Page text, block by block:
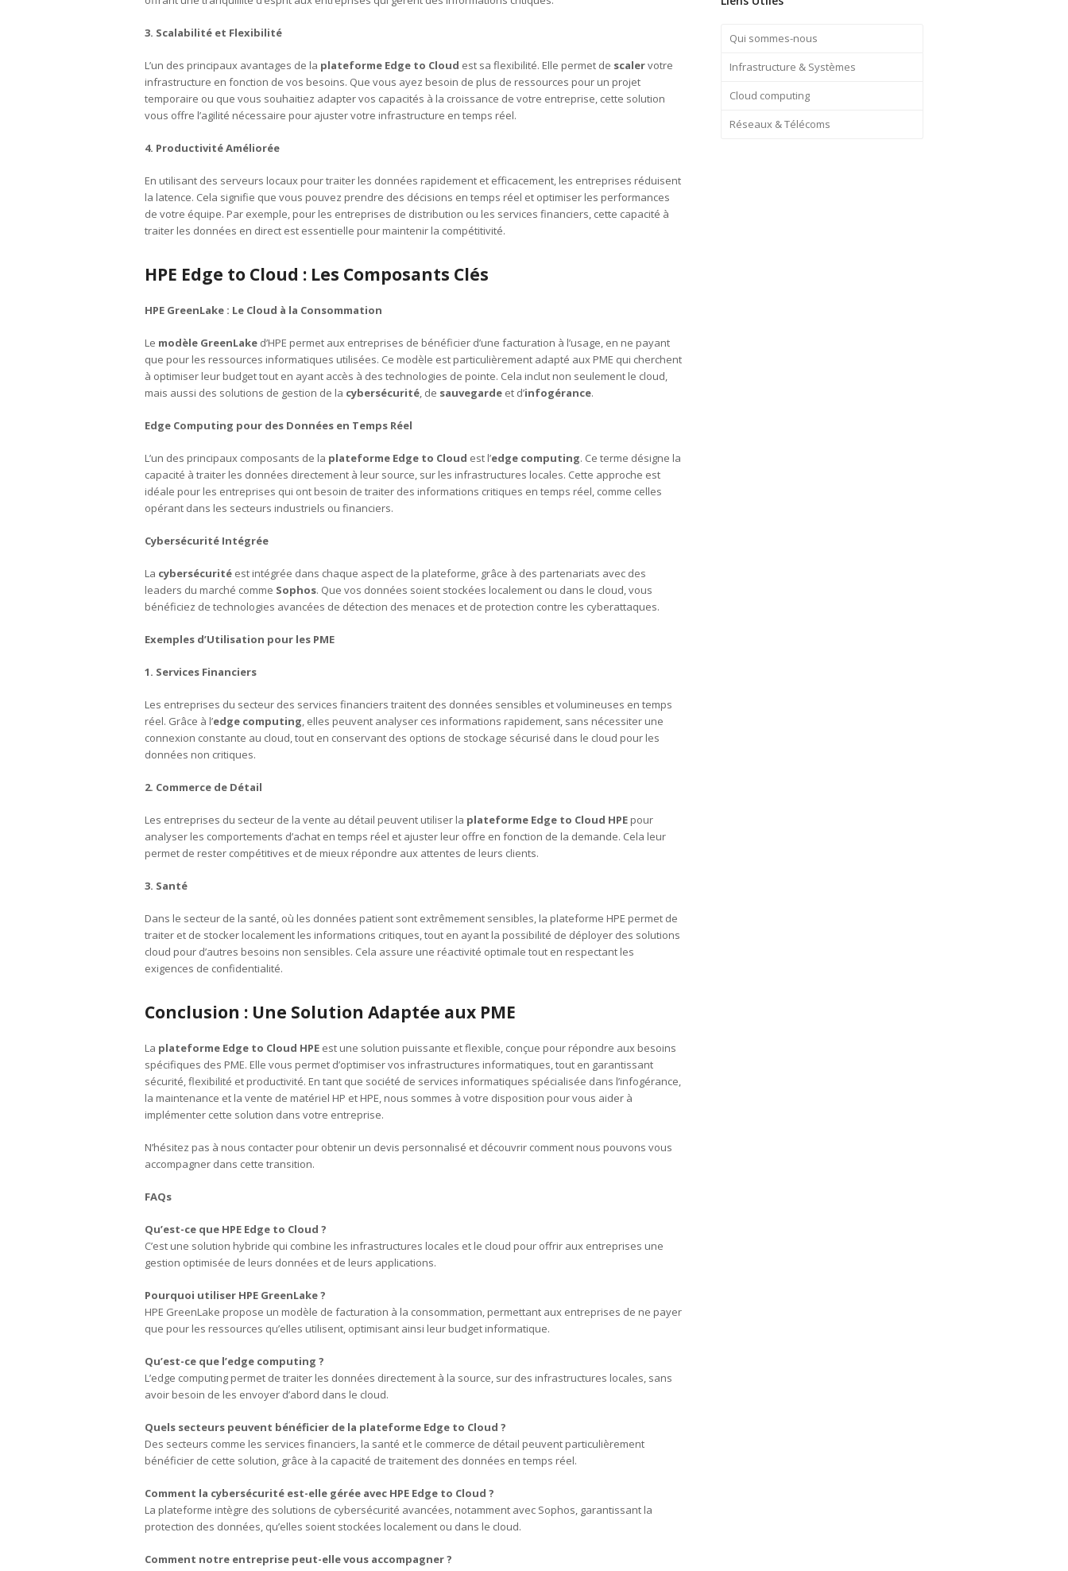
3. Scalabilité et Flexibilité
L’un des principaux avantages de la plateforme Edge to Cloud est sa flexibilité. Elle permet de scalervotre
infrastructure en fonction de vos besoins. Que vous ayez besoin de plus de ressources pour un projet
temporaire ou que vous souhaitiez adapter vos capacités à la croissance de votre entreprise, cette solution
vous offre l’agilité nécessaire pour ajuster votre infrastructure en temps réel.
4. Productivité Améliorée
En utilisant des serveurs locaux pour traiter les données rapidement et efficacement, les entreprises réduisent
la latence. Cela signifie que vous pouvez prendre des décisions en temps réel et optimiser les performances
de votre équipe. Par exemple, pour les entreprises de distribution ou les services financiers, cette capacité à
traiter les données en direct est essentielle pour maintenir la compétitivité.
HPE Edge to Cloud : Les Composants Clés
HPE GreenLake : Le Cloud à la Consommation
Le modèle GreenLake d’HPE permet aux entreprises de bénéficier d’une facturation à l’usage, en ne payant
que pour les ressources informatiques utilisées. Ce modèle est particulièrement adapté aux PME qui cherchent
à optimiser leur budget tout en ayant accès à des technologies de pointe. Cela inclut non seulement le cloud,
mais aussi des solutions de gestion de la cybersécurité, de sauvegarde et d’infogérance.
Edge Computing pour des Données en Temps Réel
L’un des principaux composants de la plateforme Edge to Cloud est l’edge computing. Ce terme désigne la
capacité à traiter les données directement à leur source, sur les infrastructures locales. Cette approche est
idéale pour les entreprises qui ont besoin de traiter des informations critiques en temps réel, comme celles
opérant dans les secteurs industriels ou financiers.
Cybersécurité Intégrée
La cybersécurité est intégrée dans chaque aspect de la plateforme, grâce à des partenariats avec des
leaders du marché comme Sophos. Que vos données soient stockées localement ou dans le cloud, vous
bénéficiez de technologies avancées de détection des menaces et de protection contre les cyberattaques.
Exemples d’Utilisation pour les PME
1. Services Financiers
Les entreprises du secteur des services financiers traitent des données sensibles et volumineuses en temps
réel. Grâce à l’edge computing, elles peuvent analyser ces informations rapidement, sans nécessiter une
connexion constante au cloud, tout en conservant des options de stockage sécurisé dans le cloud pour les
données non critiques.
2. Commerce de Détail
Les entreprises du secteur de la vente au détail peuvent utiliser la plateforme Edge to Cloud HPE pour
analyser les comportements d’achat en temps réel et ajuster leur offre en fonction de la demande. Cela leur
permet de rester compétitives et de mieux répondre aux attentes de leurs clients.
3. Santé
Dans le secteur de la santé, où les données patient sont extrêmement sensibles, la plateforme HPE permet de
traiter et de stocker localement les informations critiques, tout en ayant la possibilité de déployer des solutions
cloud pour d’autres besoins non sensibles. Cela assure une réactivité optimale tout en respectant les
exigences de confidentialité.
Conclusion : Une Solution Adaptée aux PME
La plateforme Edge to Cloud HPE est une solution puissante et flexible, conçue pour répondre aux besoins
spécifiques des PME. Elle vous permet d’optimiser vos infrastructures informatiques, tout en garantissant
sécurité, flexibilité et productivité. En tant que société de services informatiques spécialisée dans l’infogérance,
la maintenance et la vente de matériel HP et HPE, nous sommes à votre disposition pour vous aider à
implémenter cette solution dans votre entreprise.
N’hésitez pas à nous contacter pour obtenir un devis personnalisé et découvrir comment nous pouvons vous
accompagner dans cette transition.
FAQs
Qu’est-ce que HPE Edge to Cloud ?
C’est une solution hybride qui combine les infrastructures locales et le cloud pour offrir aux entreprises une
gestion optimisée de leurs données et de leurs applications.
Pourquoi utiliser HPE GreenLake ?
HPE GreenLake propose un modèle de facturation à la consommation, permettant aux entreprises de ne payer
que pour les ressources qu’elles utilisent, optimisant ainsi leur budget informatique.
Qu’est-ce que l’edge computing ?
L’edge computing permet de traiter les données directement à la source, sur des infrastructures locales, sans
avoir besoin de les envoyer d’abord dans le cloud.
Quels secteurs peuvent bénéficier de la plateforme Edge to Cloud ?
Des secteurs comme les services financiers, la santé et le commerce de détail peuvent particulièrement
bénéficier de cette solution, grâce à la capacité de traitement des données en temps réel.
Comment la cybersécurité est-elle gérée avec HPE Edge to Cloud ?
La plateforme intègre des solutions de cybersécurité avancées, notamment avec Sophos, garantissant la
protection des données, qu’elles soient stockées localement ou dans le cloud.
Comment notre entreprise peut-elle vous accompagner ?
Qui sommes-nous
Infrastructure & Systèmes
Cloud computing
Réseaux & Télécoms